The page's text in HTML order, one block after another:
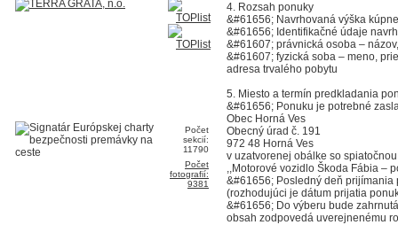
Počet
sekcií:
11790
Počet
fotografií:
9381
4. Rozsah ponuky
&#61656; Navrhovaná výška
&#61656; Identifikačné údaje
&#61607; právnická osoba –
&#61607; fyzická soba – meno,
adresa trvalého pobytu
5. Miesto a termín predkladania
&#61656; Ponuku je potrebné
Obec Horná Ves
Obecný úrad č. 191
972 48 Horná Ves
v uzatvorenej obálke so
,,Motorové vozidlo Škoda Fábia –
&#61656; Posledný deň
(rozhodujúci je dátum prijatia
&#61656; Do výberu bude
obsah zodpovedá uverejnenému